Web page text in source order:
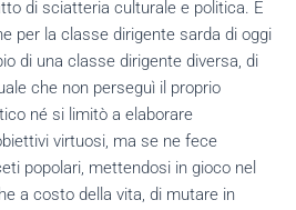
di sciatteria culturale e politica. È
per la classe dirigente sarda di oggi
di una classe dirigente diversa, di
che non perseguì il proprio
né si limitò a elaborare
virtuosi, ma se ne fece
popolari, mettendosi in gioco nel
a costo della vita, di mutare in